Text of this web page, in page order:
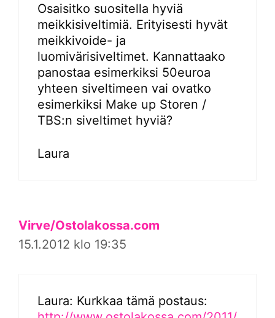
Osaisitko suositella hyviä
meikkisiveltimiä. Erityisesti hyvät
meikkivoide- ja
luomivärisiveltimet. Kannattaako
panostaa esimerkiksi 50euroa
yhteen siveltimeen vai ovatko
esimerkiksi Make up Storen /
TBS:n siveltimet hyviä?
Laura
Virve/Ostolakossa.com
15.1.2012 klo 19:35
Laura: Kurkkaa tämä postaus: